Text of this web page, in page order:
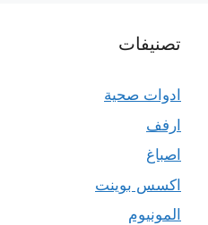
تصنيفات
ادوات صحية
ارفف
اصباغ
اكسس بوينت
المونيوم